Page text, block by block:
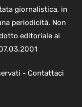
giornalistica, in
periodicità. Non
editoriale ai
- Contattaci